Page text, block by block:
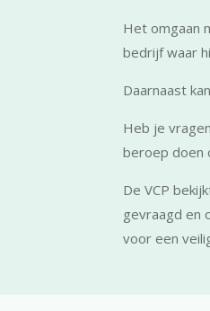
Het omgaan
bedrijf waar
Daarnaast
Heb je
beroep doen
De VCP
gevraagd en
voor een